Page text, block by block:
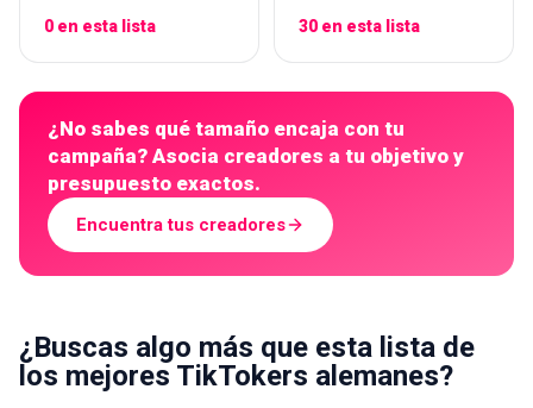
0 en esta lista 30 en esta lista
¿No sabes qué tamaño encaja con tu
campaña? Asocia creadores a tu objetivo y
presupuesto exactos.
Encuentra tus creadores
¿Buscas algo más que esta lista de
los mejores TikTokers alemanes?